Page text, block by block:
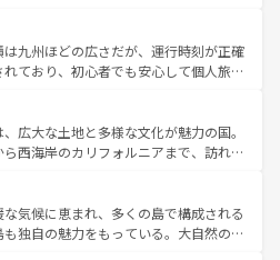
とそれぞれで全く異なる文化を体験で
ろう。 なお、新着のフランス情報はコンテンツ一覧
ひ体験してほしい。 なお、新着の
テンツ一覧を参照してほしい。
力がある。また、優雅なアフタヌーン
きにはたまらない英国パブ、サッカー観
こそできる体験も豊富。イギリスを旅
ほしい。
は九州ほどの広さだが、運行時刻が正確
ており、初心者でも安心して個人旅行
る町や、スイスならではのユニークな
プス観光だけでなく町歩きも満喫する
の所得が高いため物価も高いが、旅行
光を楽しむこともできる。 なお、新
コンテンツ一覧 を参照してほしい。
広大な土地と多様な文化が魅力の国。
西海岸のカリフォルニアまで、訪れる
、観光、ショッピング、エンターテイ
刺激的なスポットだ。一方、アメリカ
広がり、グランドキャニオンやイエロー
気候に恵まれ、多くの島で構成される
独自の魅力をもっている。大自然の神